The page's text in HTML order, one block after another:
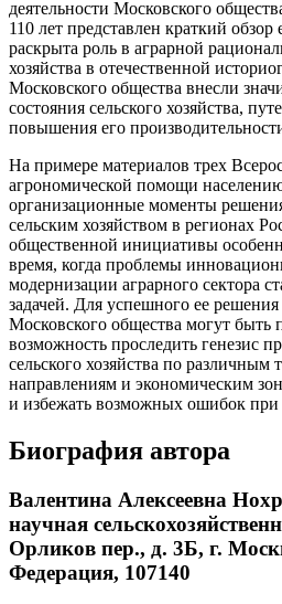
деятельности Московского
110 лет представлен краткий
раскрыта роль в аграрной
хозяйства в отечественной
Московского общества внесли
состояния сельского хозяйства,
повышения его
На примере материалов трех
агрономической помощи
организационные моменты
сельским хозяйством в регионах
общественной инициативы
время, когда проблемы
модернизации аграрного сектора
задачей. Для успешного ее
Московского общества могут быть
возможность проследить генезис
сельского хозяйства по различным
направлениям и экономическим
и избежать возможных ошибок
Биография автора
Валентина Алексеевна
научная
Орликов пер., д. 3Б, г.
Федерация, 107140